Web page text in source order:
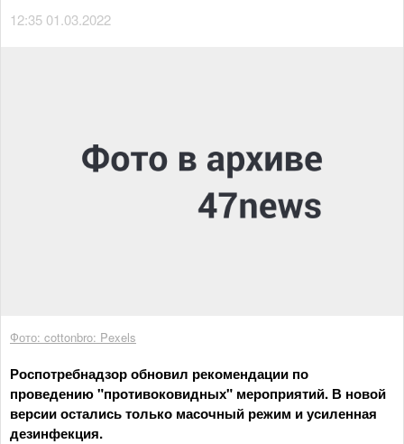
12:35 01.03.2022
Фото: cottonbro: Pexels
Роспотребнадзор обновил рекомендации по
проведению "противоковидных" мероприятий. В новой
версии остались только масочный режим и усиленная
дезинфекция.